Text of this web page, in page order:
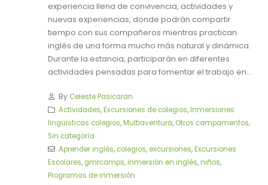
experiencia llena de convivencia, actividades y
nuevas experiencias, donde podrán compartir
tiempo con sus compañeros mientras practican
inglés de una forma mucho más natural y dinámica.
Durante la estancia, participarán en diferentes
actividades pensadas para fomentar el trabajo en...
By Celeste Pasicaran
Actividades,Excursiones de colegios,Inmersiones
lingüisticas colegios,Multiaventura, Otros campamentos,
Sin categoría
Aprender inglés, colegios, excursiones,Excursiones
Escolares, gmrcamps,inmersión en inglés,niños,
Programas de inmersión